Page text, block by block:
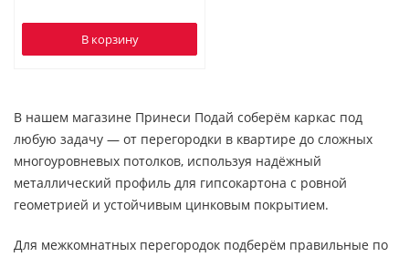
В корзину
В нашем магазине Принеси Подай соберём каркас под
любую задачу — от перегородки в квартире до сложных
многоуровневых потолков, используя надёжный
металлический профиль для гипсокартона с ровной
геометрией и устойчивым цинковым покрытием.
Для межкомнатных перегородок подберём правильные по